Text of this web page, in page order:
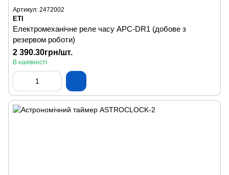
Артикул: 2472002
ETI
Електромеханічне реле часу APC-DR1 (добове з
резервом роботи)
2 390.30грн/шт.
В наявності